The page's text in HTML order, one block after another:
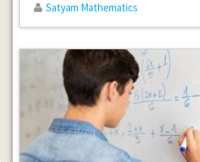
Satyam Mathematics